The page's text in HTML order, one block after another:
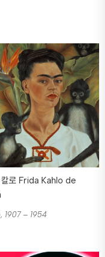
칼로 Frida Kahlo de
1907 – 1954